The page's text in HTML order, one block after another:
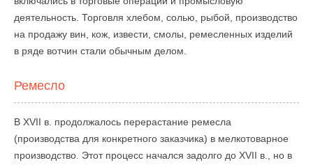
деятельность. Торговля хлебом, солью, рыбой, производство
на продажу вин, кож, извести, смолы, ремесленных изделий
в ряде вотчин стали обычным делом.
Ремесло
В XVII в. продолжалось перерастание ремесла
(производства для конкретного заказчика) в мелкотоварное
производство. Этот процесс начался задолго до XVII в., но в